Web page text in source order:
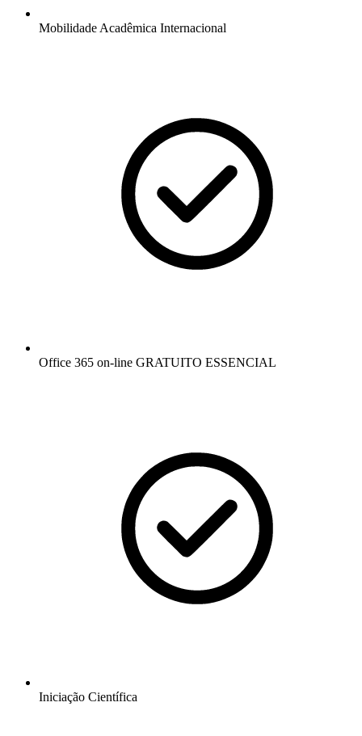
Mobilidade Acadêmica Internacional
Office 365 on-line GRATUITO ESSENCIAL
Iniciação Científica